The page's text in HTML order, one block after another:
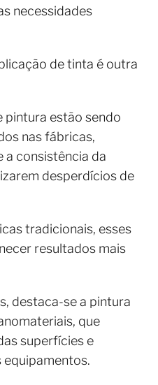
necessidades
de tinta é outra
pintura estão sendo
nas fábricas,
a consistência da
desperdícios de
tradicionais, esses
resultados mais
destaca-se a pintura
que
superfícies e
equipamentos.